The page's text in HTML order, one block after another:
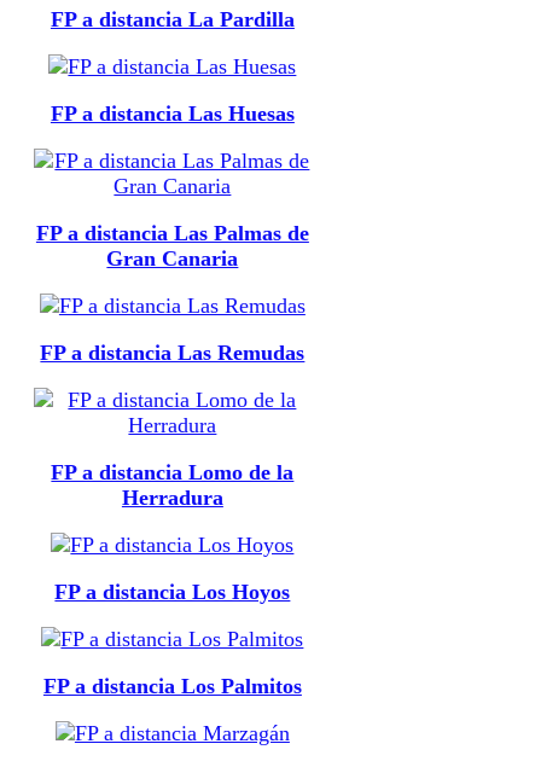
FP a distancia La Pardilla
FP a distancia Las Huesas
FP a distancia Las Palmas de
Gran Canaria
FP a distancia Las Remudas
FP a distancia Lomo de la
Herradura
FP a distancia Los Hoyos
FP a distancia Los Palmitos